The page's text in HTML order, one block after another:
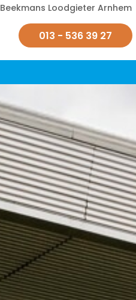
Beekmans Loodgieter Arnhem
013 - 536 39 27